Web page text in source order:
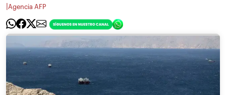
Agencia AFP